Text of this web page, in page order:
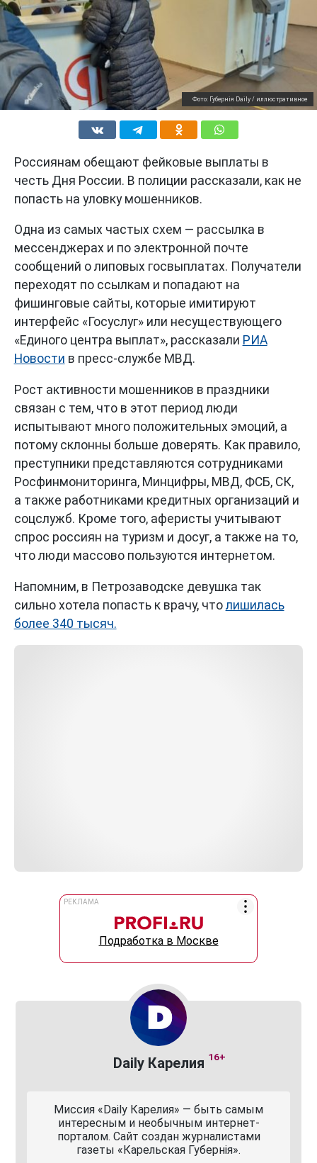
Фото: Губернiя Daily / иллюстративное
Россиянам обещают фейковые выплаты в
честь Дня России. В полиции рассказали, как не
попасть на уловку мошенников.
Одна из самых частых схем — рассылка в
мессенджерах и по электронной почте
сообщений о липовых госвыплатах. Получатели
переходят по ссылкам и попадают на
фишинговые сайты, которые имитируют
интерфейс «Госуслуг» или несуществующего
«Единого центра выплат», рассказали РИА
Новости в пресс-службе МВД.
Рост активности мошенников в праздники
связан с тем, что в этот период люди
испытывают много положительных эмоций, а
потому склонны больше доверять. Как правило,
преступники представляются сотрудниками
Росфинмониторинга, Минцифры, МВД, ФСБ, СК,
а также работниками кредитных организаций и
соцслужб. Кроме того, аферисты учитывают
спрос россиян на туризм и досуг, а также на то,
что люди массово пользуются интернетом.
Напомним, в Петрозаводске девушка так
сильно хотела попасть к врачу, что лишилась
более 340 тысяч.
РЕКЛАМА
Подработка в Москве
Daily Карелия 16+
Миссия «Daily Карелия» — быть самым
интересным и необычным интернет-
порталом. Сайт создан журналистами
газеты «Карельская Губернiя».